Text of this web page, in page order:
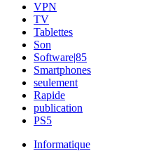
VPN
TV
Tablettes
Son
Software|85
Smartphones
seulement
Rapide
publication
PS5
Informatique